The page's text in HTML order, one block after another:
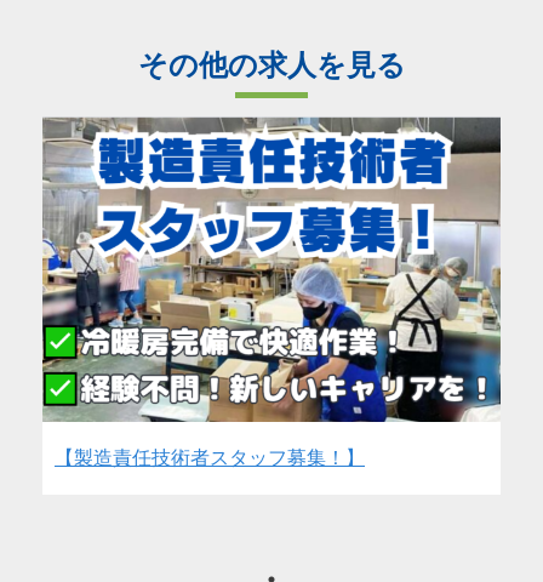
その他の求人を見る
【製造責任技術者スタッフ募集！】